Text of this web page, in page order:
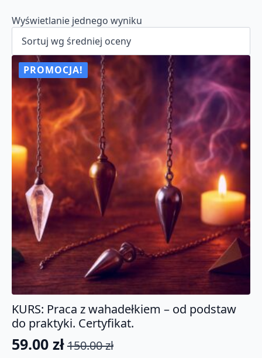
Wyświetlanie jednego wyniku
PROMOCJA!
KURS: Praca z wahadełkiem – od podstaw
do praktyki. Certyfikat.
150.00zł
Pierwotna
59.00 zł
Aktualna